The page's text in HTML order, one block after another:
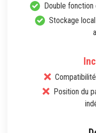
Double
Stockage
Position du